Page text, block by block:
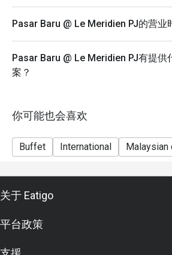
more details, please contact the
Terms and Conditions:
1. Discount is not applicable to
beverages.
4. 50% deposit is required for any
5. Price quoted are inclusive of
taxes.
promotions and festive season
Pasar Baru @ Le Meridien PJ的营业
Pasar Baru @ Le Meridien PJ有提供
案？
你可能也会喜欢
Buffet International Malaysian
关于 Eatigo
平台政策